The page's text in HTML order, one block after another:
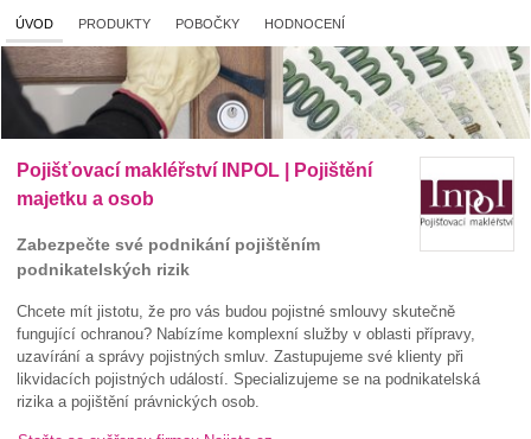
ÚVOD PRODUKTY POBOČKY HODNOCENÍ
Pojišťovací makléřství INPOL | Pojištění
majetku a osob
Zabezpečte své podnikání pojištěním
podnikatelských rizik
Chcete mít jistotu, že pro vás budou pojistné smlouvy skutečně
fungující ochranou? Nabízíme komplexní služby v oblasti přípravy,
uzavírání a správy pojistných smluv. Zastupujeme své klienty při
likvidacích pojistných událostí. Specializujeme se na podnikatelská
rizika a pojištění právnických osob.